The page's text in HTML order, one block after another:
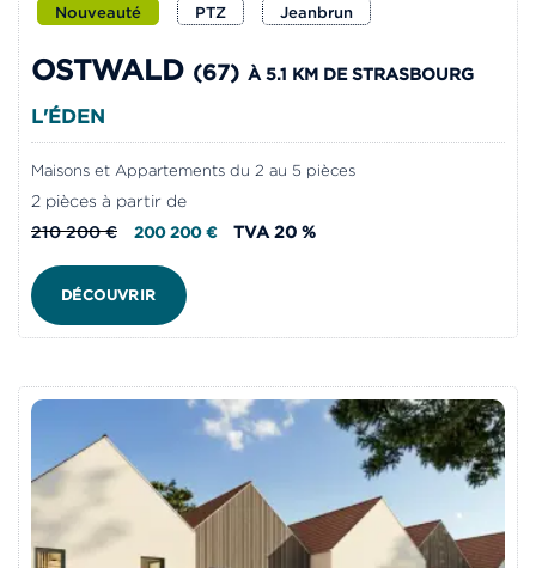
Nouveauté PTZ Jeanbrun
OSTWALD (67) À 5.1 KM DE STRASBOURG
L'ÉDEN
Maisons et Appartements du 2 au 5 pièces
2 pièces à partir de
210 200 €
200 200 € TVA 20 %
DÉCOUVRIR